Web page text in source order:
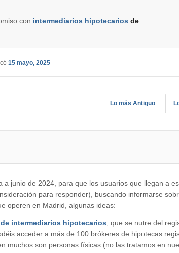
con intermediarios hipotecarios de
15 mayo, 2025
Lo más Antiguo
a junio de 2024, para que los usuarios que llegan a
para responder), buscando informarse
operen en Madrid, algunas ideas:
intermediarios hipotecarios , que se nutre del
acceder a más de 100 brókeres de hipotecas
muchos son personas físicas (no las tratamos en